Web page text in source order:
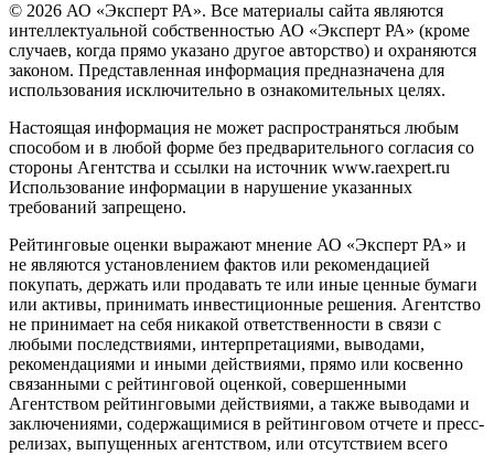
© 2026 АО «Эксперт РА». Все материалы сайта являются
интеллектуальной собственностью АО «Эксперт РА» (кроме
случаев, когда прямо указано другое авторство) и охраняются
законом. Представленная информация предназначена для
использования исключительно в ознакомительных целях.
Настоящая информация не может распространяться любым
способом и в любой форме без предварительного согласия со
стороны Агентства и ссылки на источник www.raexpert.ru
Использование информации в нарушение указанных
требований запрещено.
Рейтинговые оценки выражают мнение АО «Эксперт РА» и
не являются установлением фактов или рекомендацией
покупать, держать или продавать те или иные ценные бумаги
или активы, принимать инвестиционные решения. Агентство
не принимает на себя никакой ответственности в связи с
любыми последствиями, интерпретациями, выводами,
рекомендациями и иными действиями, прямо или косвенно
связанными с рейтинговой оценкой, совершенными
Агентством рейтинговыми действиями, а также выводами и
заключениями, содержащимися в рейтинговом отчете и пресс-
релизах, выпущенных агентством, или отсутствием всего